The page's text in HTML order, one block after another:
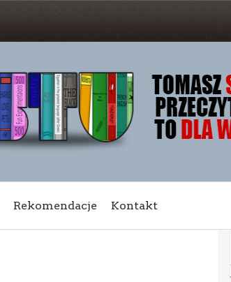
Rekomendacje Kontakt